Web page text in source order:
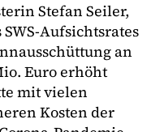
Stefan Seiler,
Aufsichtsrates
an
Euro erhöht
mit vielen
Kosten der